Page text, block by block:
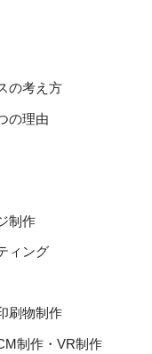
の考え方
の理由
制作
ィング
刷物制作
制作・VR制作